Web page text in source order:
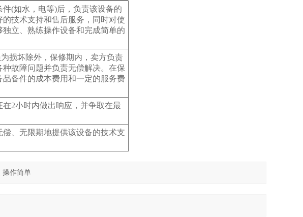
(如水，电等)后，负责该设备的
技术支持和售后服务，同时对使
立、熟练操作设备和完成简单的
损坏除外，保修期内，卖方负责
故障问题并负责无偿解决。在保
备件的成本费用和一定的服务费
2小时内做出响应，并争取在最
、无限期地提供该设备的技术支